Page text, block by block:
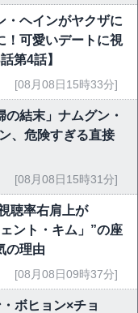
・ヘインがヤクザに
！可愛いデートに視
第4話】
[08月08日15時33分]
の結末」ナムグン・
、危険すぎる直接
[08月08日15時31分]
聴率右肩上が
ント・キム」”の座
の理由
[08月08日09時37分]
ボヒョン×チョ